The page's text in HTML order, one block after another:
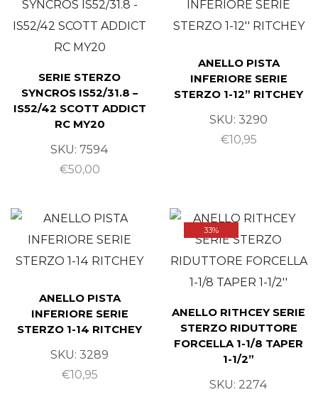
SERIE STERZO
SYNCROS IS52/31.8 –
IS52/42 SCOTT ADDICT
RC MY20
SKU: 7594
€50,00
ANELLO PISTA
INFERIORE SERIE
STERZO 1-12” RITCHEY
SKU: 3290
€10,95
ANELLO PISTA
INFERIORE SERIE
STERZO 1-14 RITCHEY
SKU: 3289
€10,95
33%
ANELLO RITHCEY SERIE
STERZO RIDUTTORE
FORCELLA 1-1/8 TAPER
1-1/2”
SKU: 2274